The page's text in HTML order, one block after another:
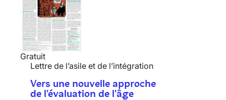
Gratuit
Lettre de l’asile et de l’intégration
Vers une nouvelle approche
de l'évaluation de l'âge